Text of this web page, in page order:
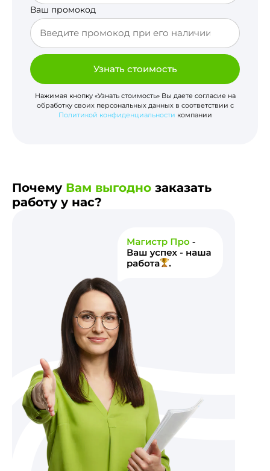
Ваш промокод
Узнать стоимость
Нажимая кнопку «Узнать стоимость» Вы даете согласие на
обработку своих персональных данных в соответствии с
Политикой конфиденциальности компании
Почему Вам выгодно заказать
работу у нас?